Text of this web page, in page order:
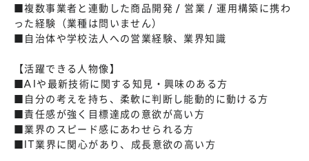
■複数事業者と連動した商品開発 / 営業 / 運用構築に携わ
った経験（業種は問いません）
■自治体や学校法人への営業経験、業界知識
【活躍できる人物像】
■AIや最新技術に関する知見・興味のある方
■自分の考えを持ち、柔軟に判断し能動的に動ける方
■責任感が強く目標達成の意欲が高い方
■業界のスピード感にあわせられる方
■IT業界に関心があり、成長意欲の高い方